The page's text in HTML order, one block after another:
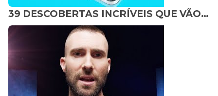
39 DESCOBERTAS INCRÍVEIS QUE VÃO ECONOMIZAR SEU DINHEIRO